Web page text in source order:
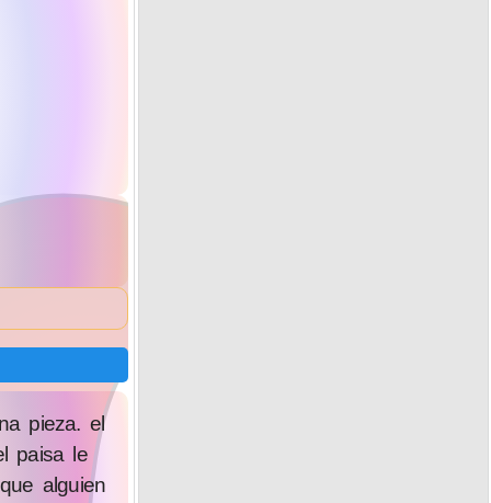
pieza. el
paisa le
alguien